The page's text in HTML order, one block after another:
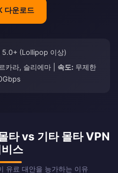
다운로드
(Lollipop 이상)
카라, 슬리에마 | 속도:무제한
타 vs 기타 몰타 VPN
스
유료 대안을 능가하는 이유